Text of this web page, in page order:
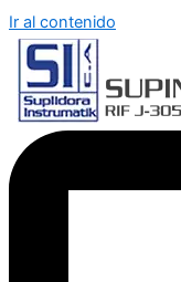
Ir al contenido